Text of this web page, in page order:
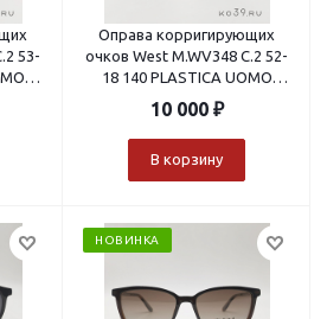
53-
Оправа корригирующих
очков West M.WV348 C.2 52-
18 140 PLASTICA UOMO
VISTA+CLIP ON
10 000₽
В корзину
НОВИНКА